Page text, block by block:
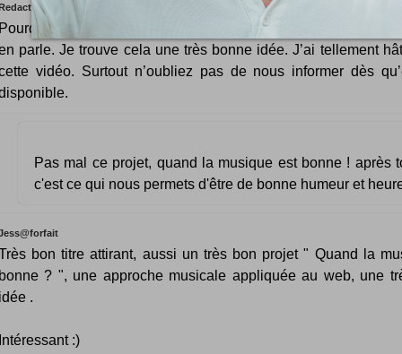
co
ne pas être au courant de ton projet alors que
parle. Je trouve cela une très bonne idée. J’ai tellement
vidéo. Surtout n’oubliez pas de nous informer dès
Pas mal ce projet, quand la musique est bonne ! après
c'est ce qui nous permets d'être de bonne humeur et
bon titre attirant, aussi un très bon projet " Quand la
? ", une approche musicale appliquée au web, une
.
:)